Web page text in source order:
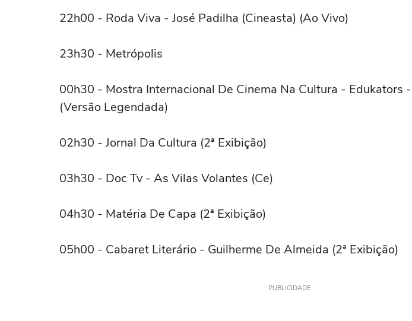
22h00 - Roda Viva - José Padilha (Cineasta) (Ao Vivo)
23h30 - Metrópolis
00h30 - Mostra Internacional De Cinema Na Cultura - Edukators
(Versão Legendada)
02h30 - Jornal Da Cultura (2ª Exibição)
03h30 - Doc Tv - As Vilas Volantes (Ce)
04h30 - Matéria De Capa (2ª Exibição)
05h00 - Cabaret Literário - Guilherme De Almeida (2ª Exibição)
PUBLICIDADE